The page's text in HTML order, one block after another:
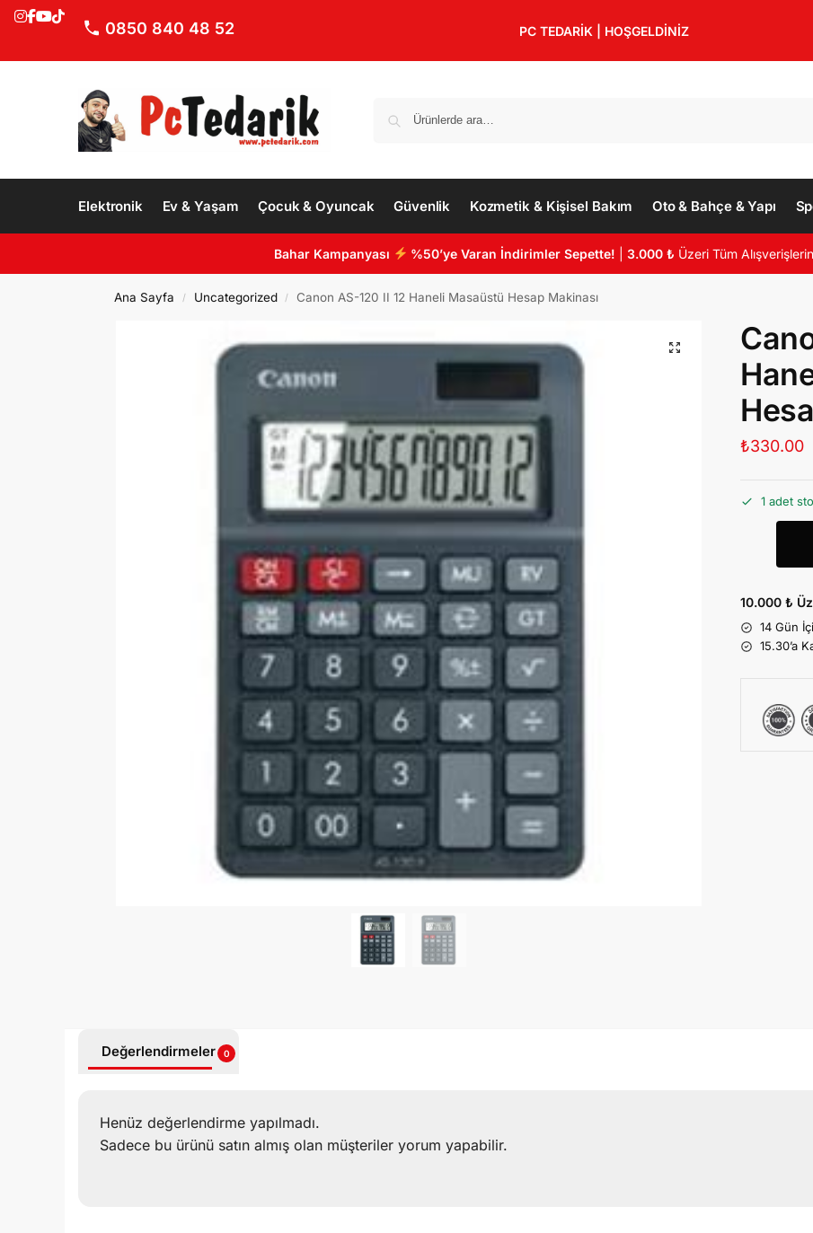
0850 840 48 52 PC TEDARİK | HOŞGELDİNİZ
Elektronik Ev & Yaşam Çocuk & Oyuncak Güvenlik Kozmetik & Kişisel Bakım Oto & Bahçe & Yapı
Bahar Kampanyası %50’ye Varan İndirimler Sepette! |3.000 ₺ Üzeri Tüm
Ana Sayfa / Uncategorized / Canon AS-120 II 12 Haneli Masaüstü Hesap Makinası
₺330.00
1 adet
10.000 ₺
14 Gün
15.30’a
Değerlendirmeler 0
Henüz değerlendirme yapılmadı.
Sadece bu ürünü satın almış olan müşteriler yorum yapabilir.